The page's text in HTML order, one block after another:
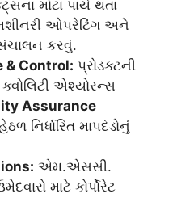
મોટા પાયે થતા
મશીનરી ઓપરેટિંગ અને
કરવું.
& Control: પ્રોડક્ટની
એશ્યોરન્સ
Assurance
નિર્ધારિત માપદંડોનું
એમ.એસસી.
માટે કોર્પોરેટ